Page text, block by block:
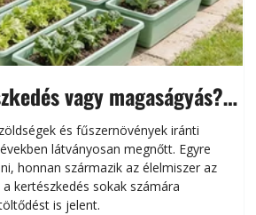
vagy magaságyás?
kertészkedés
és fűszernövények iránti
látványosan megnőtt. Egyre
honnan származik az élelmiszer az
kertészkedés sokak számára
is jelent.